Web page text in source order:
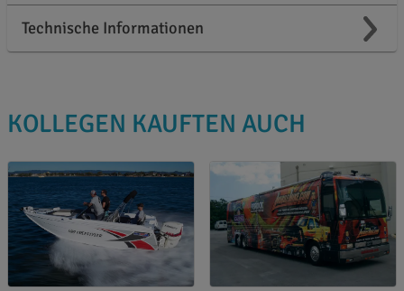
Technische Informationen
KOLLEGEN KAUFTEN AUCH